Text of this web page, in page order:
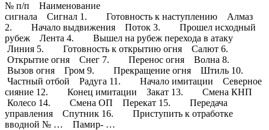
№ п/п Наименование
сигнала Сигнал 1. Готовность к наступлению Алмаз
2. Начало выдвижения Поток 3. Прошел исходный
рубеж Лента 4. Вышел на рубеж перехода в атаку
Линия 5. Готовность к открытию огня Салют 6.
Открытие огня Снег 7. Перенос огня Волна 8.
Вызов огня Гром 9. Прекращение огня Штиль 10.
Частный отбой Радуга 11. Начало имитации Северное
сияние 12. Конец имитации Закат 13. Смена КНП
Колесо 14. Смена ОП Перекат 15. Передача
управления Спутник 16. Приступить к отработке
вводной № … Памир- …